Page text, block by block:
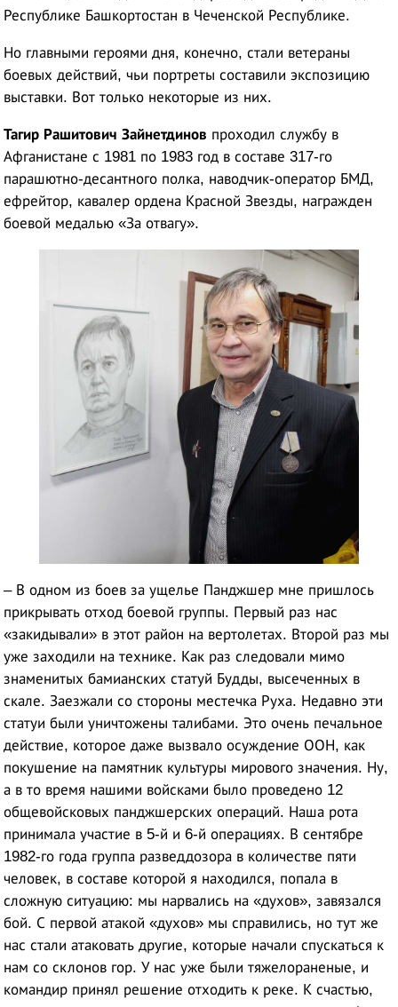
Республике Башкортостан в Чеченской Республике.
Но главными героями дня, конечно, стали ветераны
боевых действий, чьи портреты составили экспозицию
выставки. Вот только некоторые из них.
Тагир Рашитович Зайнетдинов проходил службу в
Афганистане с 1981 по 1983 год в составе 317-го
парашютно-десантного полка, наводчик-оператор БМД,
ефрейтор, кавалер ордена Красной Звезды, награжден
боевой медалью «За отвагу».
– В одном из боев за ущелье Панджшер мне пришлось
прикрывать отход боевой группы. Первый раз нас
«закидывали» в этот район на вертолетах. Второй раз мы
уже заходили на технике. Как раз следовали мимо
знаменитых бамианских статуй Будды, высеченных в
скале. Заезжали со стороны местечка Руха. Недавно эти
статуи были уничтожены талибами. Это очень печальное
действие, которое даже вызвало осуждение ООН, как
покушение на памятник культуры мирового значения. Ну,
а в то время нашими войсками было проведено 12
общевойсковых панджшерских операций. Наша рота
принимала участие в 5-й и 6-й операциях. В сентябре
1982-го года группа разведдозора в количестве пяти
человек, в составе которой я находился, попала в
сложную ситуацию: мы нарвались на «духов», завязался
бой. С первой атакой «духов» мы справились, но тут же
нас стали атаковать другие, которые начали спускаться к
нам со склонов гор. У нас уже были тяжелораненые, и
командир принял решение отходить к реке. К счастью,